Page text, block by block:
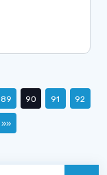
89 90 91 92
»»